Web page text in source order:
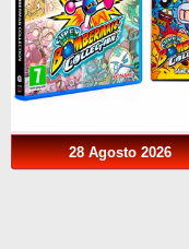
28 Agosto 2026